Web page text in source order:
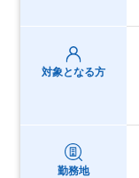
対象となる方
勤務地